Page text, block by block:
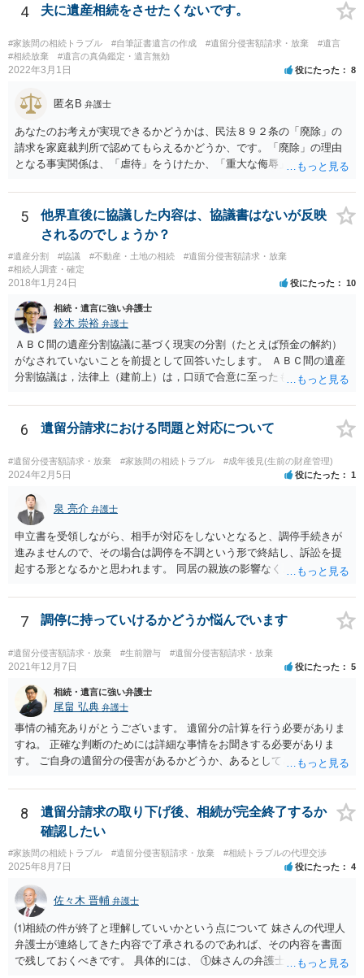
4 夫に遺産相続をさせたくないです。
#家族間の相続トラブル #自筆証書遺言の作成 #遺留分侵害額請求・放棄
#遺言
#相続放棄
#遺言の真偽鑑定・遺言無効
2022年3月1日 役にたった 8
匿名B 弁護士
あなたのお考えが実現できるかどうかは、民法８９２条の「廃除」の
請求を家庭裁判所で認めてもらえるかどうか、です。「廃除」の理由
となる事実関係は、「虐待」をうけたか、「重大な侮辱」を受けた
「廃除」は遺言でも可能です（民法８９３条）。 弁護士に具体的な事
情を話して相談して、「廃除」が可能か、実際に法律相談を受けるこ
とをお勧めします。
5
他界直後に協議した内容は、協議書はないが反映
されるのでしょうか？
#遺産分割 #協議 #不動産・土地の相続
#遺留分侵害額請求・放棄
#相続人調査・確定
2018年1月24日 役にたった 10
相続・遺言に強い弁護士
鈴木 崇裕 弁護士
ＡＢＣ間の遺産分割協議に基づく現実の分割（たとえば預金の解約）
がなされていないことを前提として回答いたします。 ＡＢＣ間の遺産
分割協議は，法律上（建前上）は，口頭で合意に至ったものであって
ん。 また，不動産の名義を移転するためには，遺産分割協議書への署
名捺印を得る必要があります。 したがって，残念ながら，「ＡＢＣ間
の遺産分割協議が有効に成立している」という前提に基づく主張は困
難と思われます。 「ＡＢＣ間の遺産分割協議は未了のまま，ＡとＢが
死亡し，二次相続が発生した」という前提に基づいて協議を進める必
議の内容を前提とした主張をすることが最も有利ですが，ＡＢの相続
人は応じない姿勢を示していることから，実現は困難だと思います。
主張としては維持しつつも，現実的な解決方法（遺産分割協議の落と
しどころ）としては，譲歩することを甘受しなければならないかもし
れません。
6 遺留分請求における問題と対応について
#遺留分侵害額請求・放棄 #家族間の相続トラブル #成年後見(生前の財産管理)
2024年2月5日 役にたった 1
泉 亮介 弁護士
申立書を受領しながら、相手が対応をしないとなると、調停手続きが
進みませんので、その場合は調停を不調という形で終結し、訴訟を提
起する形となるかと思われます。 同居の親族の影響なく、というのは
め、後からひっくり返すということは難しくなってくるかと思われま
す。 公開相談の場でのご相談については、どうしても限界が出てしま
7 調停に持っていけるかどうか悩んでいます
#遺留分侵害額請求・放棄 #生前贈与 #遺留分侵害額請求・放棄
2021年12月7日 役にたった 5
相続・遺言に強い弁護士
尾畠 弘典 弁護士
事情の補充ありがとうございます。 遺留分の計算を行う必要がありま
すね。 正確な判断のためには詳細な事情をお聞きする必要がありま
す。 ご自身の遺留分の侵害があるかどうか、あるとしてどの程度の金
相談されるのが良いと思います。
8
遺留分請求の取り下げ後、相続が完全終了するか
確認したい
#家族間の相続トラブル #遺留分侵害額請求・放棄 #相続トラブルの代理交渉
2025年8月7日 役にたった 4
佐々木 晋輔 弁護士
⑴相続の件が終了と理解していいかという点について 妹さんの代理人
弁護士が連絡してきた内容で了承されるのであれば、その内容を書面
で残しておくべきです。 具体的には、 ①妹さんの弁護士に対して、連